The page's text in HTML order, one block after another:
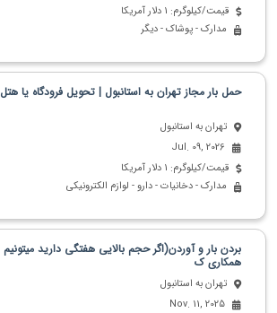
قیمت/کیلوگرم: 1 دلار آمریکا
مدارک - پوشاک - دیگر
حمل بار مجاز تهران به استانبول | تحویل فرودگاه یا هتل
تهران به استانبول
Jul. 09, 2026
قیمت/کیلوگرم: 1 دلار آمریکا
مدارک - دخانیات - دارو - لوازم الکترونیکی
بردن بار و آوردن(اگر حجم بالایی هفتگی دارید میتونیم
همکاری ک
تهران به استانبول
Nov. 11, 2025